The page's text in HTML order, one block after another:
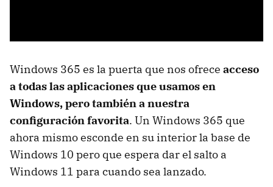
Windows 365 es la puerta que nos ofrece acceso
a todas las aplicaciones que usamos en
Windows, pero también a nuestra
configuración favorita. Un Windows 365 que
ahora mismo esconde en su interior la base de
Windows 10 pero que espera dar el salto a
Windows 11 para cuando sea lanzado.